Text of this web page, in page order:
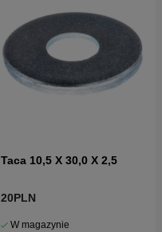
Taca 10,5 X 30,0 X 2,5
20PLN
W magazynie